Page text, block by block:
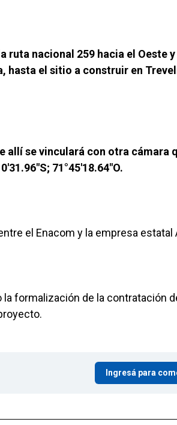
ruta nacional 259 hacia el Oeste y
hasta el sitio a construir en
allí se vinculará con otra cámara
71°45'18.64"O.
el Enacom y la empresa estatal
formalización de la contratación
Ingresá para